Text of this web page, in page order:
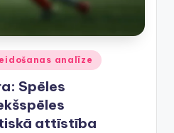
analīze
Spēles
attīstība